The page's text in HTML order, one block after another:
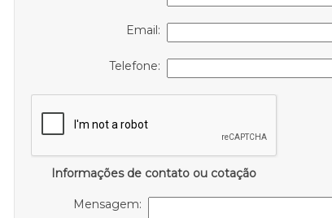
Email:
Telefone:
Informações de contato ou cotação
Mensagem: